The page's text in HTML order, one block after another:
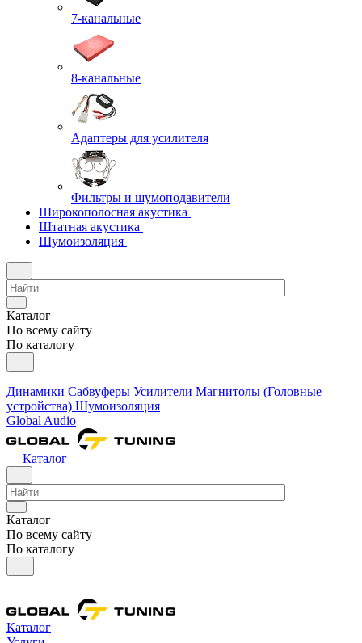
7-канальные
8-канальные
Адаптеры для усилителя
Фильтры и шумоподавители
Широкополосная акустика
Штатная акустика
Шумоизоляция
Каталог
По всему сайту
По каталогу
Динамики Сабвуферы Усилители Магнитолы (Головные
устройства) Шумоизоляция
Global Audio
Каталог
Каталог
По всему сайту
По каталогу
Каталог